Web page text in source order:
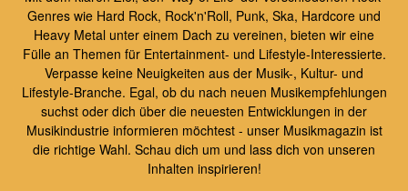
Genres wie Hard Rock, Rock'n'Roll, Punk, Ska, Hardcore und
Heavy Metal unter einem Dach zu vereinen, bieten wir eine
Fülle an Themen für Entertainment- und Lifestyle-Interessierte.
Verpasse keine Neuigkeiten aus der Musik-, Kultur- und
Lifestyle-Branche. Egal, ob du nach neuen Musikempfehlungen
suchst oder dich über die neuesten Entwicklungen in der
Musikindustrie informieren möchtest - unser Musikmagazin ist
die richtige Wahl. Schau dich um und lass dich von unseren
Inhalten inspirieren!